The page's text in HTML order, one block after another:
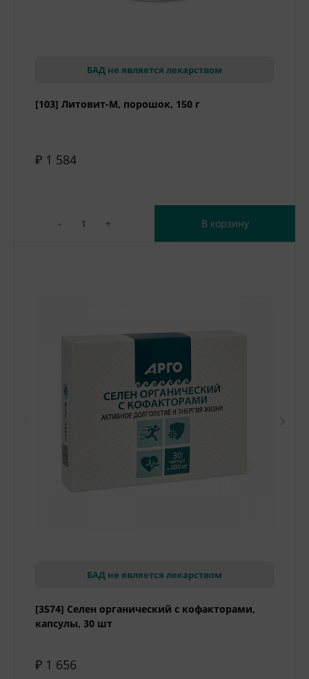
БАД не является лекарством
[103] Литовит-М, порошок, 150 г
₽ 1 584
- + В корзину
БАД не является лекарством
[3574] Селен органический с кофакторами,
капсулы, 30 шт
₽ 1 656